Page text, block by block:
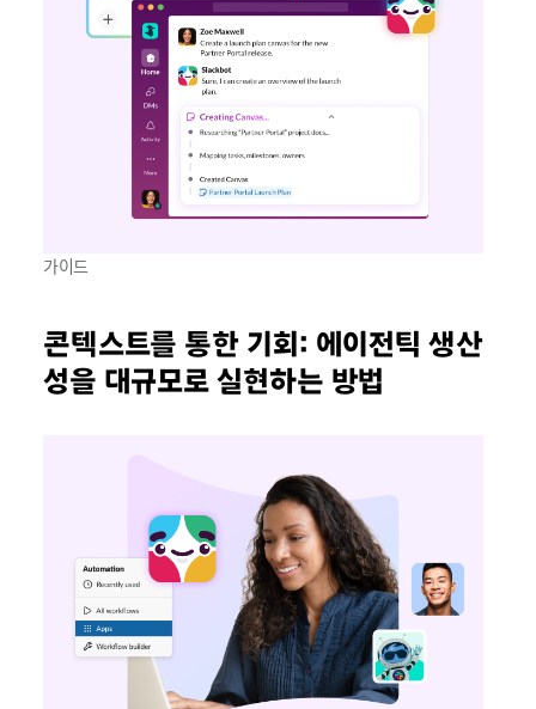
가이드
콘텍스트를 통한 기회: 에이전틱 생산
성을 대규모로 실현하는 방법